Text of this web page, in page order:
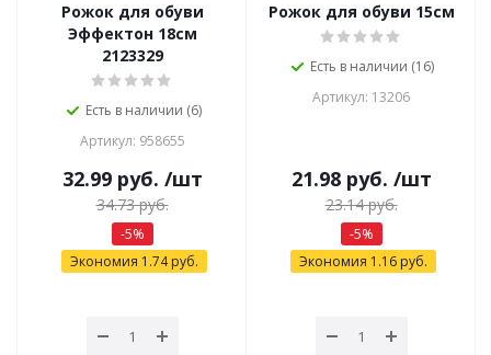
Рожок для обуви
Эффектон 18см
2123329
Есть в наличии (6)
Артикул: 958655
32.99руб. /шт
34.73руб.
-5%
Экономия 1.74руб.
Рожок для обуви 15см
Есть в наличии (16)
Артикул: 13206
21.98руб. /шт
23.14руб.
-5%
Экономия 1.16руб.